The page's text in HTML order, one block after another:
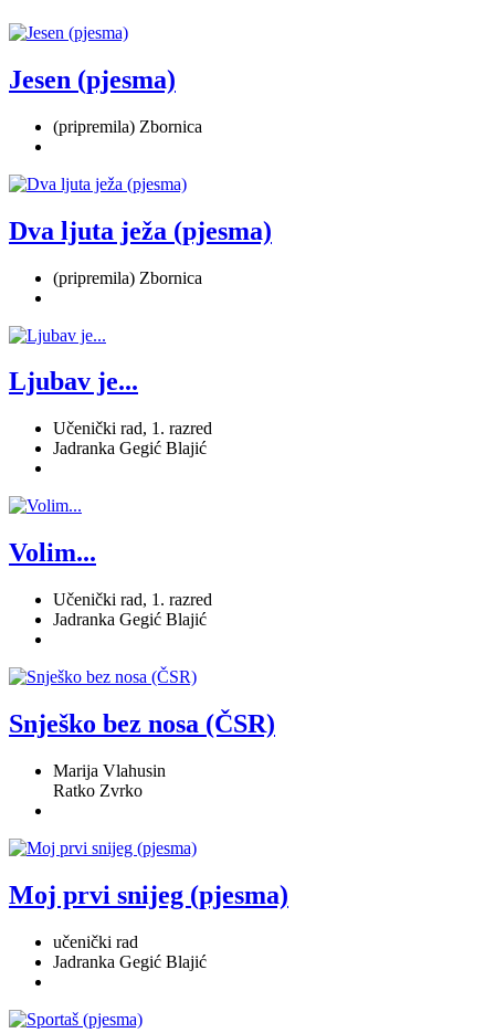
Jesen (pjesma)
(pripremila) Zbornica
Dva ljuta ježa (pjesma)
(pripremila) Zbornica
Ljubav je...
Učenički rad, 1. razred
Jadranka Gegić Blajić
Volim...
Učenički rad, 1. razred
Jadranka Gegić Blajić
Snješko bez nosa (ČSR)
Marija Vlahusin
Ratko Zvrko
Moj prvi snijeg (pjesma)
učenički rad
Jadranka Gegić Blajić